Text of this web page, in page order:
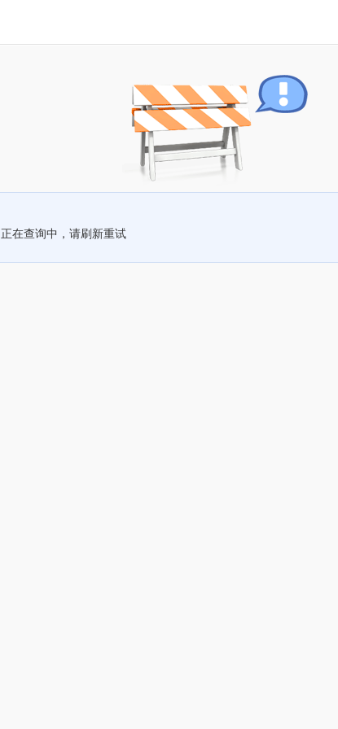
正在查询中，请刷新重试